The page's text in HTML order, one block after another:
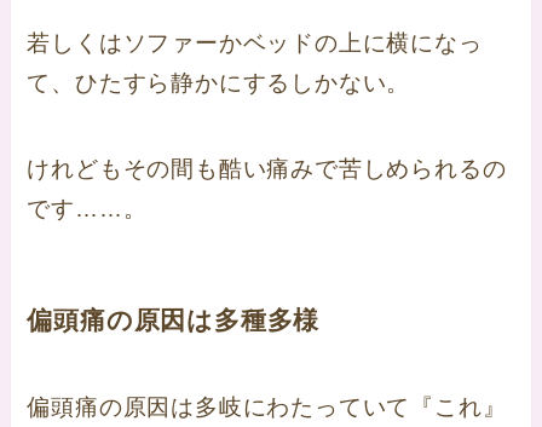
若しくはソファーかベッドの上に横になっ
て、ひたすら静かにするしかない。
けれどもその間も酷い痛みで苦しめられるの
です……。
偏頭痛の原因は多種多様
偏頭痛の原因は多岐にわたっていて『これ』